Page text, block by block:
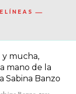
y mucha,
mano de la
Sabina Banzo